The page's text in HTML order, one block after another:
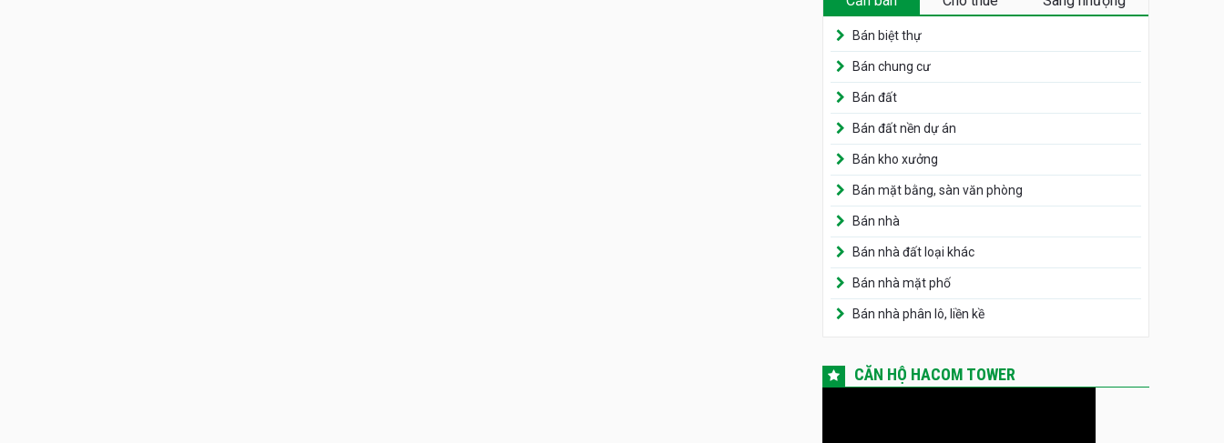
Bán biệt thự
Bán chung cư
Bán đất
Bán đất nền dự án
Bán kho xưởng
Bán mặt bằng, sàn văn phòng
Bán nhà
Bán nhà đất loại khác
Bán nhà mặt phố
Bán nhà phân lô, liền kề
CĂN HỘ HACOM TOWER